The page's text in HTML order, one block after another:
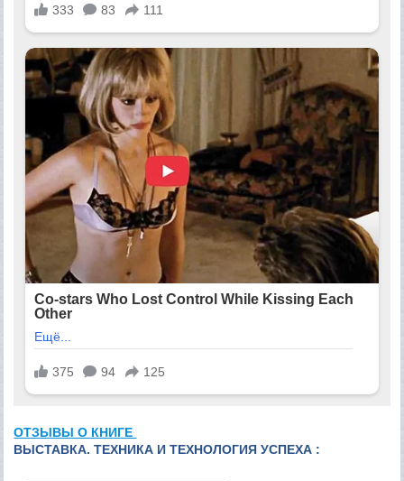
ОТЗЫВЫ О КНИГЕ
ВЫСТАВКА. ТЕХНИКА И ТЕХНОЛОГИЯ УСПЕХА :